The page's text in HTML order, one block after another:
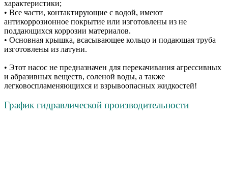
характеристики;
• Все части, контактирующие с водой, имеют
антикоррозионное покрытие или изготовлены из не
поддающихся коррозии материалов.
• Основная крышка, всасывающее кольцо и подающая труба
изготовлены из латуни.
• Этот насос не предназначен для перекачивания агрессивных
и абразивных веществ, соленой воды, а также
легковоспламеняющихся и взрывоопасных жидкостей!
График гидравлической производительности